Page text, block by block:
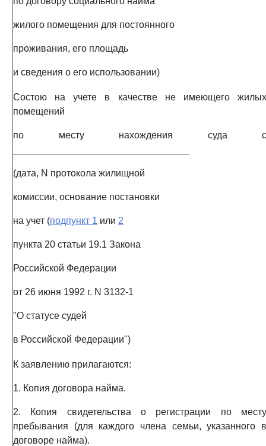
жилого помещения для постоянного
проживания, его площадь
и сведения о его использовании)
Состою на учете в качестве не имеющего жилых
помещений
по месту нахождения суда с
(дата, N протокола жилищной
комиссии, основание постановки
на учет (подпункт 1 или 2
пункта 20 статьи 19.1 Закона
Российской Федерации
от 26 июня 1992 г. N 3132-1
"О статусе судей
в Российской Федерации")
К заявлению прилагаются:
1. Копия договора найма.
2. Копия свидетельства о регистрации по месту
пребывания (для каждого члена семьи, указанного в
договоре найма).